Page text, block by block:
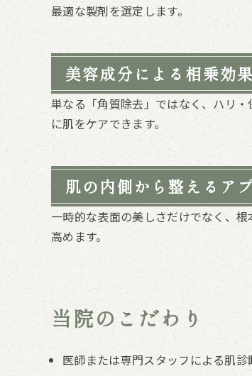
最適な製剤を選定します。
美容成分による相乗効果
単なる「角質除去」ではなく、ハリ
に肌をケアできます。
肌の内側から整えるア
一時的な表面の美しさだけでなく、
高めます。
当院のこだわり
医師または専門スタッフによる肌